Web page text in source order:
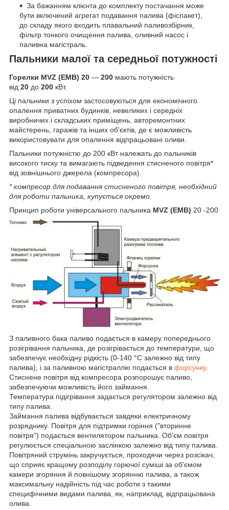
За бажанням клієнта до комплекту постачання може
бути включений агрегат подавання палива (фіспакет),
до складу якого входить плавальний паливозбірник,
фільтр тонкого очищення палива, оливний насос і
паливна магістраль.
Пальники малої та середньої потужності
Горелки MVZ (EMB) 20 ― 200 мають потужність
від 20 до 200 кВт.
Ці пальники з успіхом застосовуються для економічного
опалення приватних будинків, невеликих і середніх
виробничих і складських приміщень, авторемонтних
майстерень, гаражів та інших об'єктів, де є можливість
використовувати для опалення відпрацьовані оливи.
Пальники потужністю до 200 кВт належать до пальників
високого тиску та вимагають підведення стисненого повітря*
від зовнішнього джерела (компресора).
*компресор для подавання стисненого повітря, необхідний
для роботи пальника, купується окремо.
Принцип роботи універсального пальника MVZ (EMB) 20 -200
З паливного бака паливо подається в камеру попереднього
розігрівання пальника, де розігрівається до температури, що
забезпечує необхідну рідкість (0-140 °C залежно від типу
палива), і за паливною магістраллю подається в форсунку.
Стиснене повітря від компресора розпорошує паливо,
забезпечуючи можливість його займання.
Температура підігрівання задається регулятором залежно від
типу палива.
Займання палива відбувається завдяки електричному
розряднику. Повітря для підтримки горіння ("вторинне
повітря") подається вентилятором пальника. Об'єм повітря
регулюється спеціальною заслінкою залежно від типу палива.
Повітряний струмінь закручується, проходячи через розсікач,
що сприяє кращому розподілу горючої суміші за об'ємом
камери згоряння й повнішому згорянню палива, а також
максимальну надійність під час роботи з такими
специфічними видами палива, як, наприклад, відпрацьована
олива.